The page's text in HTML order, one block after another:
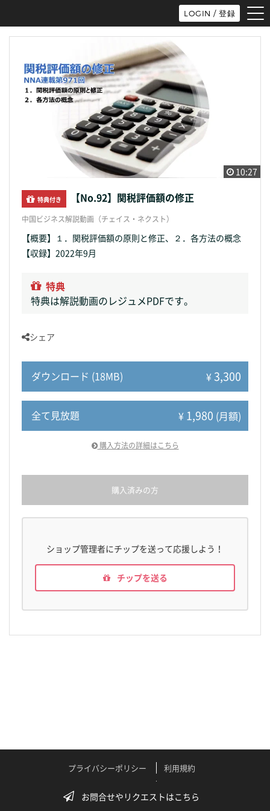
LOGIN / 登録
10:27
特典付き 【No.92】関税評価額の修正
中国ビジネス解説動画（チェイス・ネクスト）
【概要】１．関税評価額の原則と修正、２．各方法の概念
【収録】2022年9月
特典
特典は解説動画のレジュメPDFです。
シェア
ダウンロード (18MB) ¥3,300
全て見放題 ¥ 1,980 (月額)
購入方法の詳細はこちら
購入済みの方
ショップ管理者にチップを送って応援しよう！
チップを送る
お問合せやリクエストはこちら
プライバシーポリシー
利用規約
テクニカルサポート